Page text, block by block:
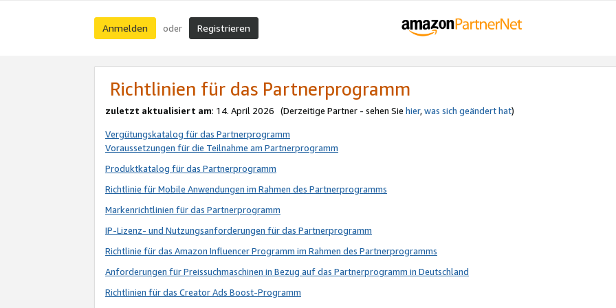
Anmelden oder Registrieren
Richtlinien für das Partnerprogramm
zuletzt aktualisiert am: 14. April 2026 (Derzeitige Partner - sehen Sie hier,was sich geändert hat)
Vergütungskatalog für das Partnerprogramm
Voraussetzungen für die Teilnahme am Partnerprogramm
Produktkatalog für das Partnerprogramm
Richtlinie für Mobile Anwendungen im Rahmen des Partnerprogramms
Markenrichtlinien für das Partnerprogramm
IP-Lizenz- und Nutzungsanforderungen für das Partnerprogramm
Richtlinie für das Amazon Influencer Programm im Rahmen des Partnerprogramms
Anforderungen für Preissuchmaschinen in Bezug auf das Partnerprogramm in Deutschland
Richtlinien für das Creator Ads Boost-Programm